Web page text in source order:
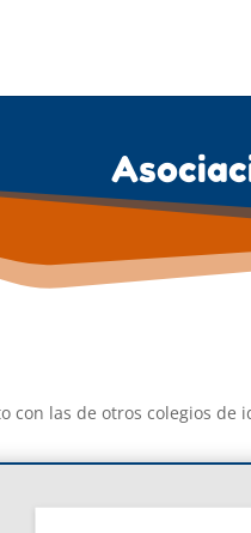
con las de otros colegios de